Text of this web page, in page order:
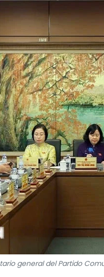
general del Partido